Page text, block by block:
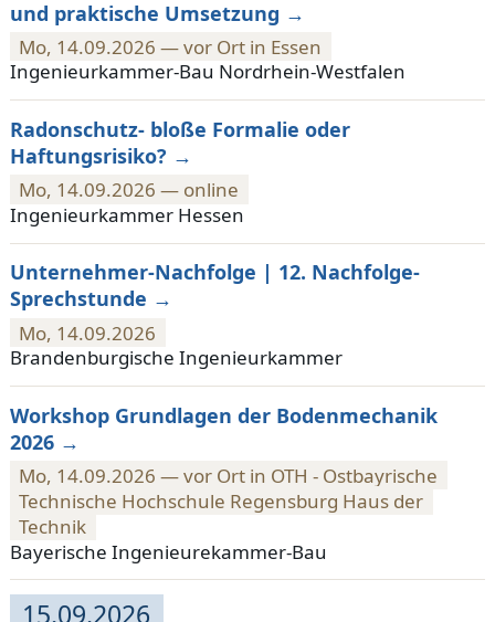
und praktische Umsetzung
Mo, 14.09.2026 — vor Ort in Essen
Ingenieurkammer-Bau Nordrhein-Westfalen
Radonschutz- bloße Formalie oder
Haftungsrisiko?
Mo, 14.09.2026 — online
Ingenieurkammer Hessen
Unternehmer-Nachfolge | 12. Nachfolge-
Sprechstunde
Mo, 14.09.2026
Brandenburgische Ingenieurkammer
Workshop Grundlagen der Bodenmechanik
2026
Mo, 14.09.2026 — vor Ort in OTH - Ostbayrische
Technische Hochschule Regensburg Haus der
Technik
Bayerische Ingenieurekammer-Bau